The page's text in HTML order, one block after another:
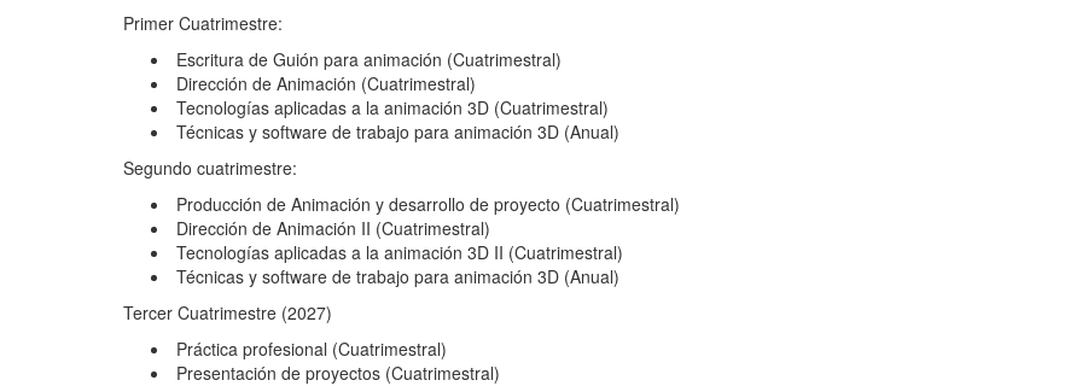
Primer Cuatrimestre:
Escritura de Guión para animación (Cuatrimestral)
Dirección de Animación (Cuatrimestral)
Tecnologías aplicadas a la animación 3D (Cuatrimestral)
Técnicas y software de trabajo para animación 3D (Anual)
Segundo cuatrimestre:
Producción de Animación y desarrollo de proyecto (Cuatrimestral)
Dirección de Animación II (Cuatrimestral)
Tecnologías aplicadas a la animación 3D II (Cuatrimestral)
Técnicas y software de trabajo para animación 3D (Anual)
Tercer Cuatrimestre (2027)
Práctica profesional (Cuatrimestral)
Presentación de proyectos (Cuatrimestral)